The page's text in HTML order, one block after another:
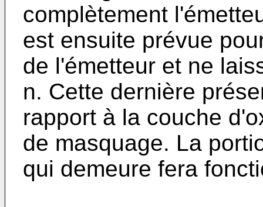
complètement
est ensuite prévue
de l'émetteur et ne
n. Cette dernière
rapport à la couche
de masquage. La
qui demeure fera